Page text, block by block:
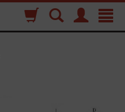
Toggle
Menu
Vyhľadávanie
Nákupný
košík